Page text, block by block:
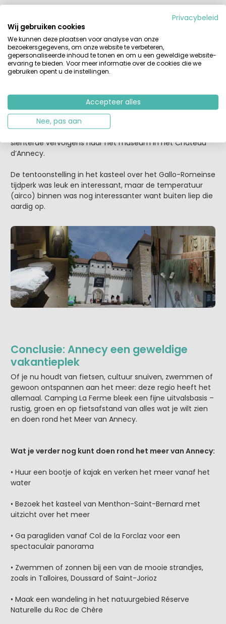
We genoten van een lunch even buiten het oude
centrum bij Dip Honest Food, lekker hip en vegetarisch en
slenterde vervolgens naar het museum in het Château
d’Annecy.
De tentoonstelling in het kasteel over het Gallo-Romeinse
tijdperk was leuk en interessant, maar de temperatuur
(airco) binnen was nog interessanter want buiten liep die
aardig op.
Conclusie: Annecy een geweldige
vakantieplek
Of je nu houdt van fietsen, cultuur snuiven, zwemmen of
gewoon ontspannen aan het meer: deze regio heeft het
allemaal. Camping La Ferme bleek een fijne uitvalsbasis –
rustig, groen en op fietsafstand van alles wat je wilt zien
en doen rond het Meer van Annecy.
Wat je verder nog kunt doen rond het meer van Annecy:
• Huur een bootje of kajak en verken het meer vanaf het
water
• Bezoek het kasteel van Menthon-Saint-Bernard met
uitzicht over het meer
• Ga paragliden vanaf Col de la Forclaz voor een
spectaculair panorama
• Zwemmen of zonnen bij een van de mooie strandjes,
zoals in Talloires, Doussard of Saint-Jorioz
• Maak een wandeling in het natuurgebied Réserve
Naturelle du Roc de Chère
Privacybeleid
Wij gebruiken cookies
We kunnen deze plaatsen voor analyse van onze
bezoekersgegevens, om onze website te verbeteren,
gepersonaliseerde inhoud te tonen en om u een geweldige website-
ervaring te bieden. Voor meer informatie over de cookies die we
gebruiken opent u de instellingen.
Accepteer alles
Nee, pas aan